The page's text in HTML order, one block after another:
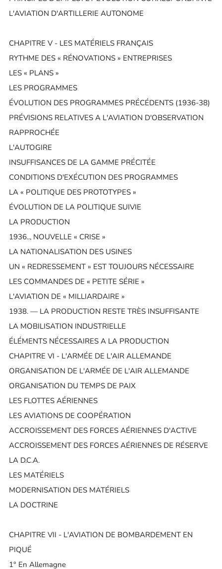
L'AVIATION D'ARTILLERIE AUTONOME
CHAPITRE V - LES MATÉRIELS FRANÇAIS
RYTHME DES « RÉNOVATIONS » ENTREPRISES
LES « PLANS »
LES PROGRAMMES
ÉVOLUTION DES PROGRAMMES PRÉCÉDENTS (1936-38)
PRÉVISIONS RELATIVES A L'AVIATION D'OBSERVATION
RAPPROCHÉE
L'AUTOGIRE
INSUFFISANCES DE LA GAMME PRÉCITÉE
CONDITIONS D'EXÉCUTION DES PROGRAMMES
LA « POLITIQUE DES PROTOTYPES »
ÉVOLUTION DE LA POLITIQUE SUIVIE
LA PRODUCTION
1936.., NOUVELLE « CRISE »
LA NATIONALISATION DES USINES
UN « REDRESSEMENT » EST TOUJOURS NÉCESSAIRE
LES COMMANDES DE « PETITE SÉRIE »
L'AVIATION DE « MILLIARDAIRE »
1938. — LA PRODUCTION RESTE TRÈS INSUFFISANTE
LA MOBILISATION INDUSTRIELLE
ÉLÉMENTS NÉCESSAIRES A LA PRODUCTION
CHAPITRE VI - L'ARMÉE DE L'AIR ALLEMANDE
ORGANISATION DE L'ARMÉE DE L'AIR ALLEMANDE
ORGANISATION DU TEMPS DE PAIX
LES FLOTTES AÉRIENNES
LES AVIATIONS DE COOPÉRATION
ACCROISSEMENT DES FORCES AÉRIENNES D'ACTIVE
ACCROISSEMENT DES FORCES AÉRIENNES DE RÉSERVE
LA D.C.A.
LES MATÉRIELS
MODERNISATION DES MATÉRIELS
LA DOCTRINE
CHAPITRE VII - L'AVIATION DE BOMBARDEMENT EN
PIQUÉ
1° En Allemagne